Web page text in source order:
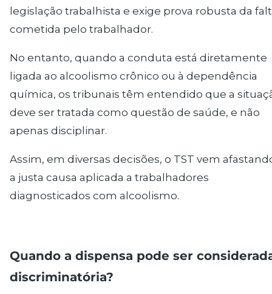
legislação trabalhista e exige prova robusta da
cometida pelo trabalhador.
No entanto, quando a conduta está diretamente
ligada ao alcoolismo crônico ou à dependência
química, os tribunais têm entendido que a
deve ser tratada como questão de saúde, e não
apenas disciplinar.
Assim, em diversas decisões, o TST vem
a justa causa aplicada a trabalhadores
diagnosticados com alcoolismo.
Quando a dispensa pode ser
discriminatória?